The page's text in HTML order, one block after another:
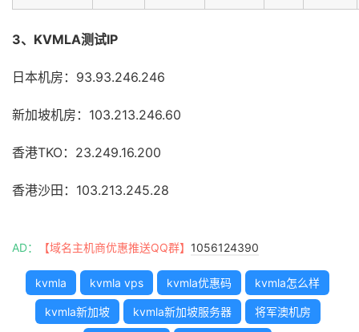
3、KVMLA测试IP
日本机房：93.93.246.246
新加坡机房：103.213.246.60
香港TKO：23.249.16.200
香港沙田：103.213.245.28
AD： 【域名主机商优惠推送QQ群】 1056124390
kvmla kvmla vps kvmla优惠码 kvmla怎么样
kvmla新加坡 kvmla新加坡服务器 将军澳机房